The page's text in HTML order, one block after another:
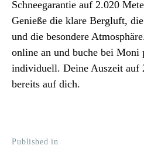
Schneegarantie auf 2.020
Genieße die klare Bergluft,
und die besondere
online an und buche bei Moni
individuell. Deine Auszeit auf
bereits auf dich.
Published in